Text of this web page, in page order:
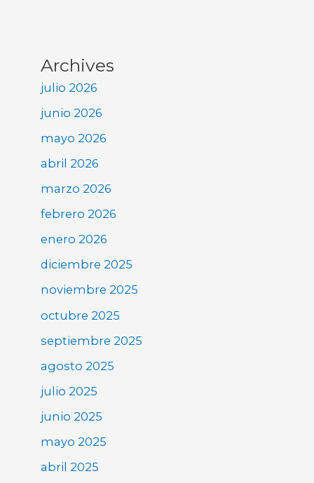
Archives
julio 2026
junio 2026
mayo 2026
abril 2026
marzo 2026
febrero 2026
enero 2026
diciembre 2025
noviembre 2025
octubre 2025
septiembre 2025
agosto 2025
julio 2025
junio 2025
mayo 2025
abril 2025